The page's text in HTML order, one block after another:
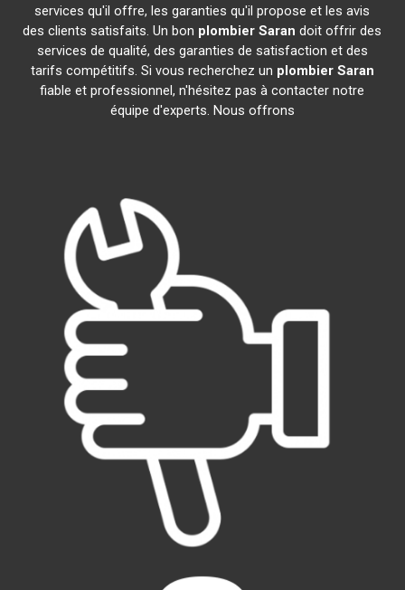
services qu'il offre, les garanties qu'il propose et les avis
des clients satisfaits. Un bon plombier Saran doit offrir des
services de qualité, des garanties de satisfaction et des
tarifs compétitifs. Si vous recherchez un plombier Saran
fiable et professionnel, n'hésitez pas à contacter notre
équipe d'experts. Nous offrons